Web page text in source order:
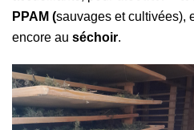
PPAM (sauvages et cultivées),
encore au séchoir.